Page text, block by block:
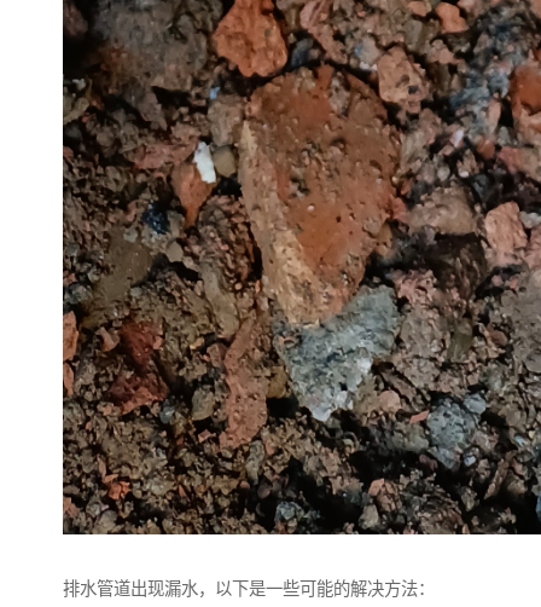
排水管道出现漏水，以下是一些可能的解决方法：